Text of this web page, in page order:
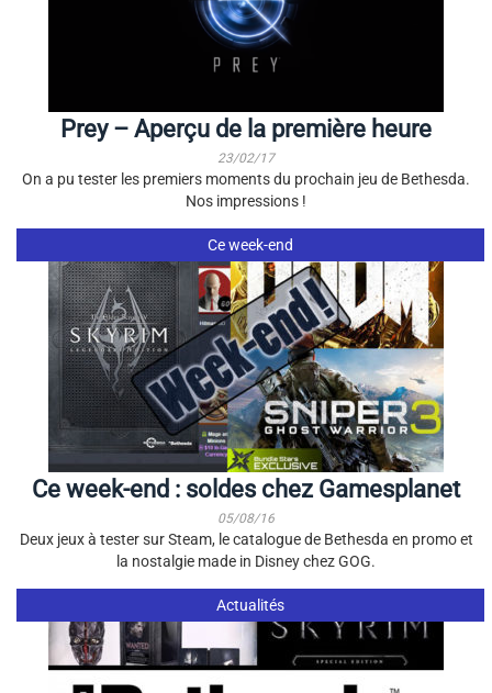
Prey – Aperçu de la première heure
23/02/17
On a pu tester les premiers moments du prochain jeu de Bethesda.
Nos impressions !
Ce week-end
Ce week-end : soldes chez Gamesplanet
05/08/16
Deux jeux à tester sur Steam, le catalogue de Bethesda en promo et
la nostalgie made in Disney chez GOG.
Actualités